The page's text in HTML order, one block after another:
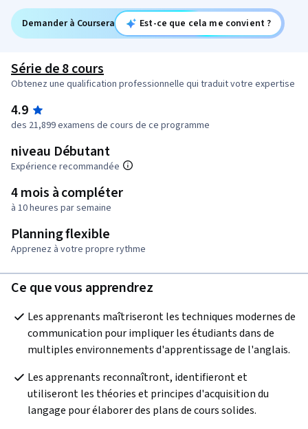
Demander à Coursera Est-ce que cela me convient ?
Série de 8 cours
Obtenez une qualification professionnelle qui traduit votre expertise
4.9
des 21,899 examens de cours de ce programme
niveau Débutant
Expérience recommandée
4 mois à compléter
à 10 heures par semaine
Planning flexible
Apprenez à votre propre rythme
Ce que vous apprendrez
Les apprenants maîtriseront les techniques modernes de
communication pour impliquer les étudiants dans de
multiples environnements d'apprentissage de l'anglais.
Les apprenants reconnaîtront, identifieront et
utiliseront les théories et principes d'acquisition du
langage pour élaborer des plans de cours solides.